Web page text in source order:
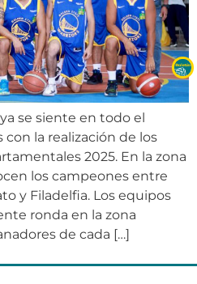
se siente en todo el
la realización de los
2025. En la zona
los campeones entre
y Filadelfia. Los equipos
ronda en la zona
de cada […]